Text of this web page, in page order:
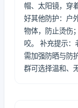
帽、太阳镜，穿
好其他防护：户
物体，防止烫伤
咬。 补充提示：
需加强防晒与防
群可选择温和、